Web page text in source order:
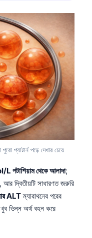
প্যাটার্ন পড়ে দেখার চেয়ে
পটাশিয়াম থেকে আলাদা;
আর দ্বিতীয়টি সাধারণত জরুরি
ALTম্যারাথনের পরের
ভিন্ন অর্থ বহন করে